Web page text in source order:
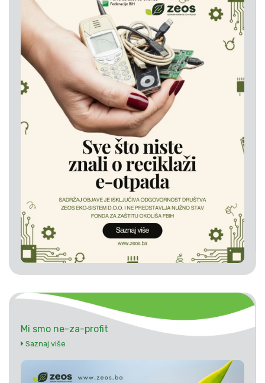
Mi smo ne-za-profit
Saznaj više